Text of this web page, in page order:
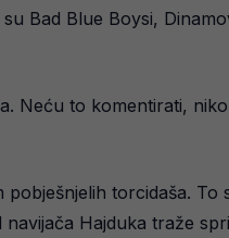
Bad Blue Boysi,
to komentirati,
torcidaša. To
Hajduka traže